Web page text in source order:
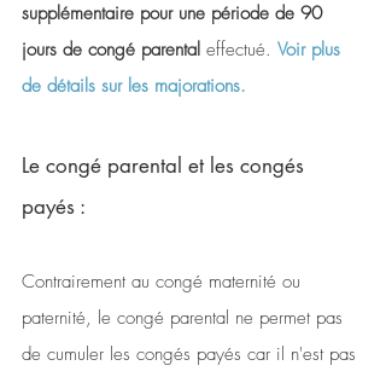
supplémentaire pour une période de 90
jours de congé parental effectué. Voir plus
de détails sur les majorations.
Le congé parental et les congés
payés :
Contrairement au congé maternité ou
paternité, le congé parental ne permet pas
de cumuler les congés payés car il n'est pas